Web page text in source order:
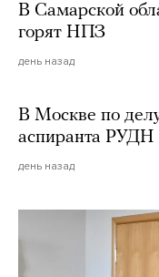
В Самарской
горят НПЗ
день назад
В Москве по
аспиранта РУДН
день назад